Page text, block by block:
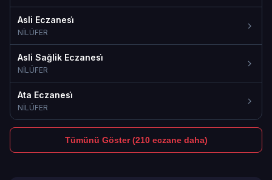
Asli Eczanesi̇
NİLÜFER
Asli Sağlik Eczanesi̇
NİLÜFER
Ata Eczanesi̇
NİLÜFER
Tümünü Göster (210 eczane daha)